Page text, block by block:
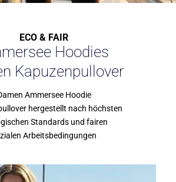
ECO & FAIR
Hoodies
Kapuzenpullover
Ammersee Hoodie
hergestellt nach höchsten
Standards und fairen
Arbeitsbedingungen